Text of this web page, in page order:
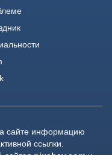
сайте информацию
ссылки.